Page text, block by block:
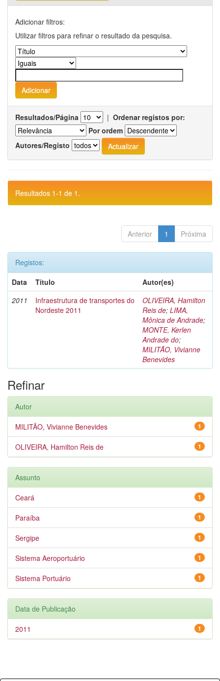
Adicionar filtros:
Utilizar filtros para refinar o resultado da pesquisa.
Resultados/Página | Ordenar registos por:
Por ordem
Autores/Registo
Resultados 1-1 de 1.
Anterior 1 Próxima
Registos:
Data
Título
Autor(es)
2011
Infraestrutura de transportes do
Nordeste 2011
OLIVEIRA, Hamilton
Reis de; LIMA,
Mônica de Andrade;
MONTE, Kerlen
Andrade do;
MILITÃO, Vivianne
Benevides
Refinar
Autor
1
MILITÃO, Vivianne Benevides
1
OLIVEIRA, Hamilton Reis de
Assunto
1
Ceará
1
Paraíba
1
Sergipe
1
Sistema Aeroportuário
1
Sistema Portuário
Data de Publicação
1
2011